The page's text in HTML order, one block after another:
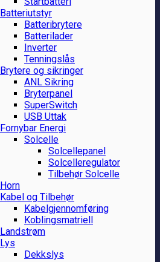
Batteriutstyr
Batteribrytere
Batterilader
Inverter
Tenningslås
Brytere og sikringer
ANL Sikring
Bryterpanel
SuperSwitch
USB Uttak
Fornybar Energi
Solcelle
Solcellepanel
Solcelleregulator
Tilbehør Solcelle
Horn
Kabel og Tilbehør
Kabelgjennomføring
Koblingsmatriell
Landstrøm
Lys
Dekkslys